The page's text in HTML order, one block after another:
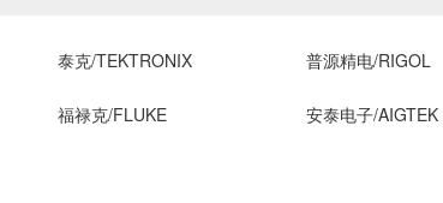
泰克/TEKTRONIX 普源精电/RIGOL
福禄克/FLUKE 安泰电子/AIGTEK